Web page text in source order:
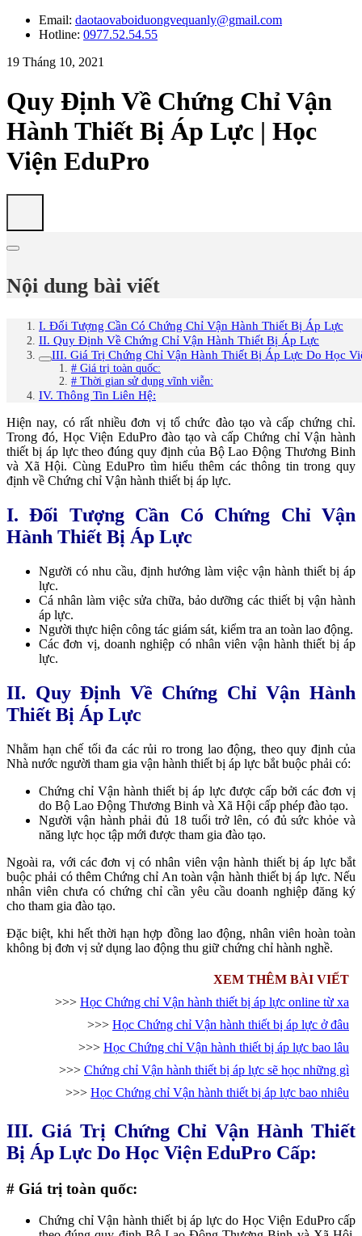
Email: daotaovaboiduongvequanly@gmail.com
Hotline: 0977.52.54.55
19 Tháng 10, 2021
Quy Định Về Chứng Chỉ Vận
Hành Thiết Bị Áp Lực | Học
Viện EduPro
Nội dung bài viết
I. Đối Tượng Cần Có Chứng Chỉ Vận Hành Thiết Bị Áp Lực
II. Quy Định Về Chứng Chỉ Vận Hành Thiết Bị Áp Lực
III. Giá Trị Chứng Chỉ Vận Hành Thiết Bị Áp Lực Do Học
# Giá trị toàn quốc:
# Thời gian sử dụng vĩnh viễn:
IV. Thông Tin Liên Hệ:
Hiện nay, có rất nhiều đơn vị tổ chức đào tạo và cấp chứng chỉ.
Trong đó, Học Viện EduPro đào tạo và cấp Chứng chỉ Vận hành
thiết bị áp lực theo đúng quy định của Bộ Lao Động Thương Binh
và Xã Hội. Cùng EduPro tìm hiểu thêm các thông tin trong quy
định về Chứng chỉ Vận hành thiết bị áp lực.
I. Đối Tượng Cần Có Chứng Chỉ Vận
Hành Thiết Bị Áp Lực
Người có nhu cầu, định hướng làm việc vận hành thiết bị áp
lực.
Cá nhân làm việc sửa chữa, bảo dưỡng các thiết bị vận hành
áp lực.
Người thực hiện công tác giám sát, kiểm tra an toàn lao động.
Các đơn vị, doanh nghiệp có nhân viên vận hành thiết bị áp
lực.
II. Quy Định Về Chứng Chỉ Vận Hành
Thiết Bị Áp Lực
Nhằm hạn chế tối đa các rủi ro trong lao động, theo quy định của
Nhà nước người tham gia vận hành thiết bị áp lực bắt buộc phải có:
Chứng chỉ Vận hành thiết bị áp lực được cấp bởi các đơn vị
do Bộ Lao Động Thương Binh và Xã Hội cấp phép đào tạo.
Người vận hành phải đủ 18 tuổi trở lên, có đủ sức khỏe và
năng lực học tập mới được tham gia đào tạo.
Ngoài ra, với các đơn vị có nhân viên vận hành thiết bị áp lực bắt
buộc phải có thêm Chứng chỉ An toàn vận hành thiết bị áp lực. Nếu
nhân viên chưa có chứng chỉ cần yêu cầu doanh nghiệp đăng ký
cho tham gia đào tạo.
Đặc biệt, khi hết thời hạn hợp đồng lao động, nhân viên hoàn toàn
không bị đơn vị sử dụng lao động thu giữ chứng chỉ hành nghề.
XEM THÊM BÀI VIẾT
>>> Học Chứng chỉ Vận hành thiết bị áp lực online từ xa
>>> Học Chứng chỉ Vận hành thiết bị áp lực ở đâu
>>> Học Chứng chỉ Vận hành thiết bị áp lực bao lâu
>>> Chứng chỉ Vận hành thiết bị áp lực sẽ học những gì
>>> Học Chứng chỉ Vận hành thiết bị áp lực bao nhiêu
III. Giá Trị Chứng Chỉ Vận Hành Thiết
Bị Áp Lực Do Học Viện EduPro Cấp:
# Giá trị toàn quốc:
Chứng chỉ Vận hành thiết bị áp lực do Học Viện EduPro cấp